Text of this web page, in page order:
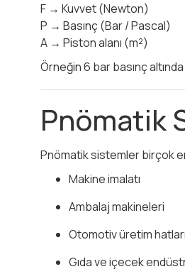
F → Kuvvet (Newton)
P → Basınç (Bar / Pascal)
A → Piston alanı (m²)
Örneğin 6 bar basınç
Pnömatik
Pnömatik sistemler birçok
Makine imalatı
Ambalaj makineleri
Otomotiv üretim hatları
Gıda ve içecek